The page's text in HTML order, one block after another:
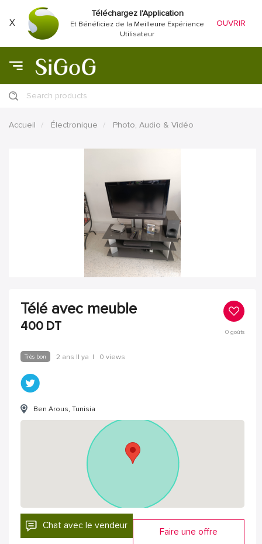
X
Téléchargez l'Application
Et Bénéficiez de la Meilleure Expérience
Utilisateur
OUVRIR
Search products
Accueil Électronique Photo, Audio & Vidéo
Télé avec meuble
400 DT 0goûts
Très bon 2 ans Il ya | 0 views
Ben Arous, Tunisia
Chat avec le vendeur
Faire une offre